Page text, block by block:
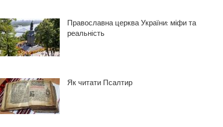
Православна церква України: міфи та
реальнiсть
Як читати Псалтир